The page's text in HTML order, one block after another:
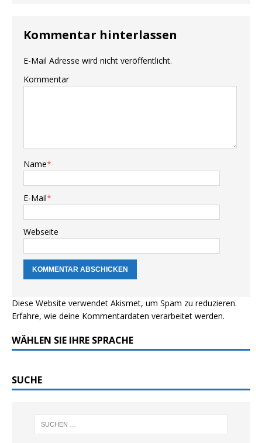
Kommentar hinterlassen
E-Mail Adresse wird nicht veröffentlicht.
Kommentar
Name*
E-Mail*
Webseite
Diese Website verwendet Akismet, um Spam zu reduzieren.
Erfahre, wie deine Kommentardaten verarbeitet werden.
WÄHLEN SIE IHRE SPRACHE
SUCHE